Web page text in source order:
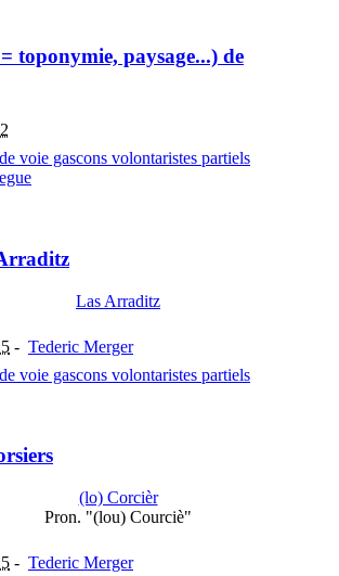
toponymie, paysage...) de
voie gascons volontaristes partiels
Las Arraditz
- Tederic Merger
voie gascons volontaristes partiels
(lo) Corcièr
Pron. "(lou) Courciè"
- Tederic Merger